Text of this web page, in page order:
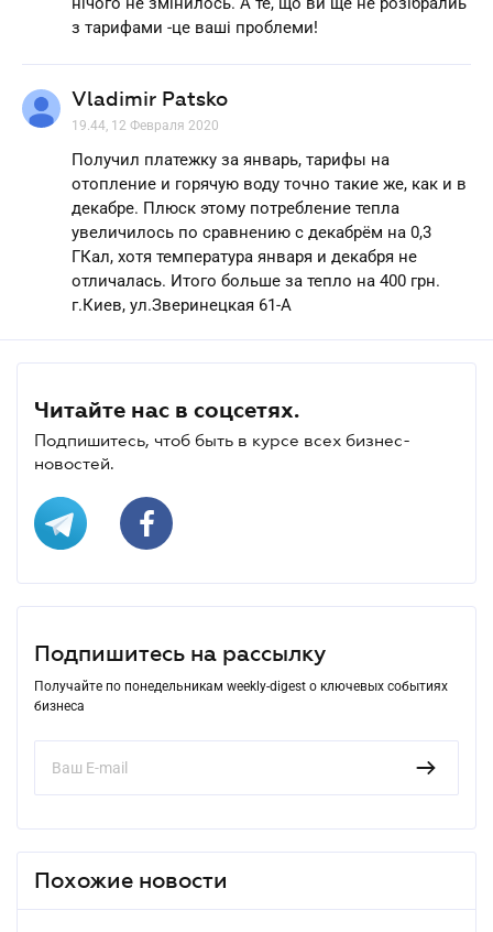
з тарифами -це ваші проблеми!
Vladimir Patsko
19.44, 12 Февраля 2020
Получил платежку за январь, тарифы на
отопление и горячую воду точно такие же, как и в
декабре. Плюск этому потребление тепла
увеличилось по сравнению с декабрём на 0,3
ГКал, хотя температура января и декабря не
отличалась. Итого больше за тепло на 400 грн.
г.Киев, ул.Зверинецкая 61-А
Читайте нас в соцсетях.
Подпишитесь, чтоб быть в курсе всех бизнес-
новостей.
Подпишитесь на рассылку
Получайте по понедельникам weekly-digest о ключевых событиях
бизнеса
Похожие новости